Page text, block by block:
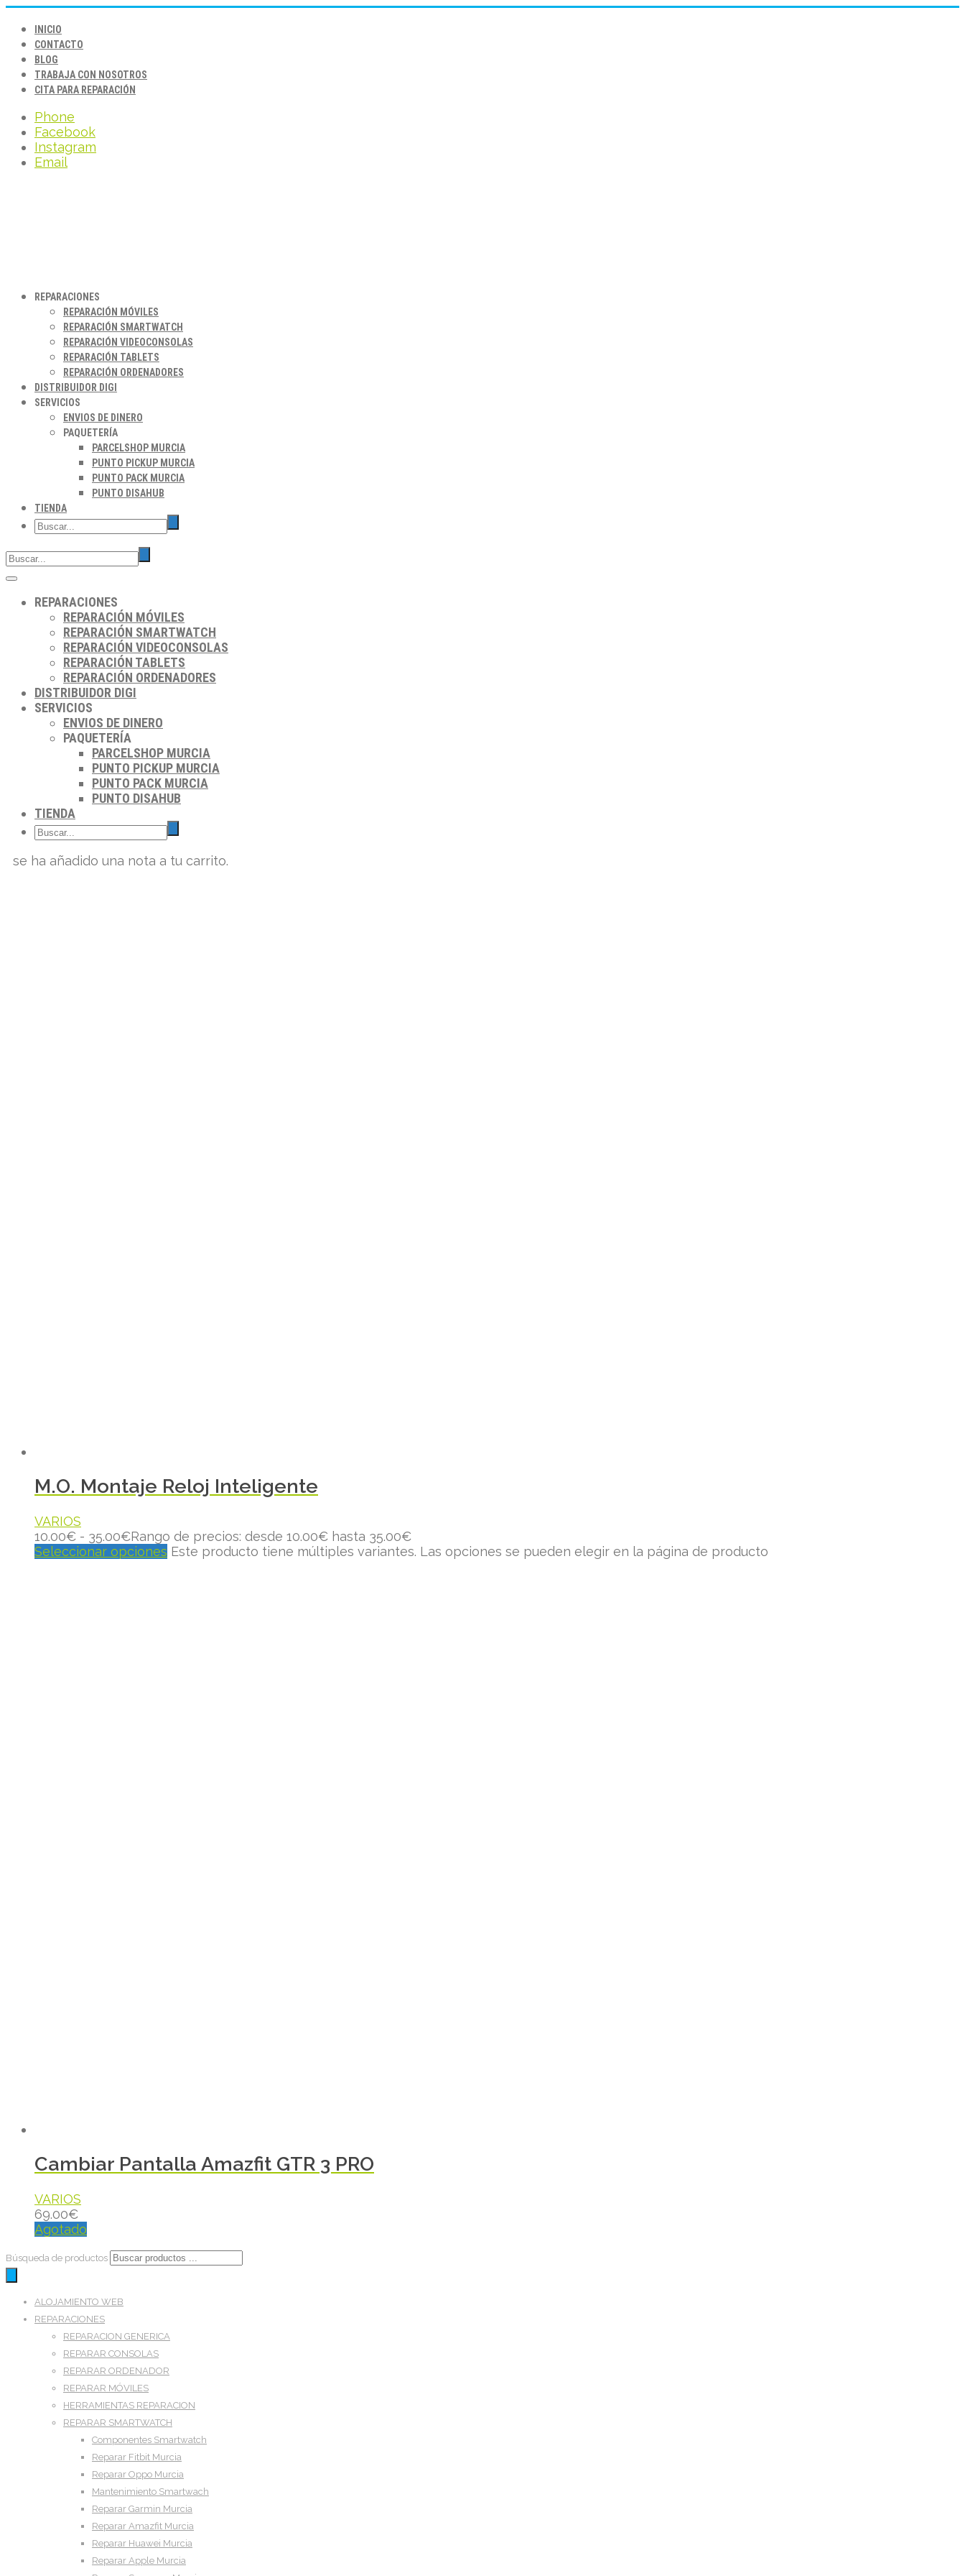
INICIO
CONTACTO
BLOG
TRABAJA CON NOSOTROS
CITA PARA REPARACIÓN
Phone
Facebook
Instagram
Email
REPARACIONES
REPARACIÓN MÓVILES
REPARACIÓN SMARTWATCH
REPARACIÓN VIDEOCONSOLAS
REPARACIÓN TABLETS
REPARACIÓN ORDENADORES
DISTRIBUIDOR DIGI
SERVICIOS
ENVIOS DE DINERO
PAQUETERÍA
PARCELSHOP MURCIA
PUNTO PICKUP MURCIA
PUNTO PACK MURCIA
PUNTO DISAHUB
TIENDA
REPARACIONES
REPARACIÓN MÓVILES
REPARACIÓN SMARTWATCH
REPARACIÓN VIDEOCONSOLAS
REPARACIÓN TABLETS
REPARACIÓN ORDENADORES
DISTRIBUIDOR DIGI
SERVICIOS
ENVIOS DE DINERO
PAQUETERÍA
PARCELSHOP MURCIA
PUNTO PICKUP MURCIA
PUNTO PACK MURCIA
PUNTO DISAHUB
TIENDA
se ha añadido una nota a tu carrito.
M.O. Montaje Reloj Inteligente
VARIOS
10.00€ - 35.00€Rango de precios: desde 10.00€ hasta 35.00€
Seleccionar opciones Este producto tiene múltiples variantes. Las opciones se pueden elegir en la página de producto
Cambiar Pantalla Amazfit GTR 3 PRO
VARIOS
69.00€
Agotado
Búsqueda de productos
ALOJAMIENTO WEB
REPARACIONES
REPARACION GENERICA
REPARAR CONSOLAS
REPARAR ORDENADOR
REPARAR MÓVILES
HERRAMIENTAS REPARACION
REPARAR SMARTWATCH
Componentes Smartwatch
Reparar Fitbit Murcia
Reparar Oppo Murcia
Mantenimiento Smartwach
Reparar Garmin Murcia
Reparar Amazfit Murcia
Reparar Huawei Murcia
Reparar Apple Murcia